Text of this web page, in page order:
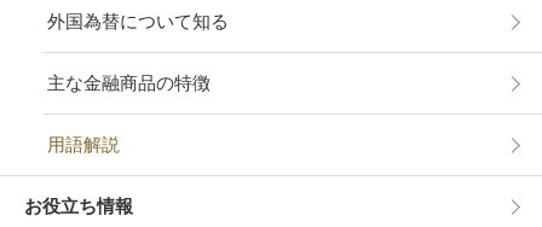
外国為替について知る
主な金融商品の特徴
用語解説
お役立ち情報